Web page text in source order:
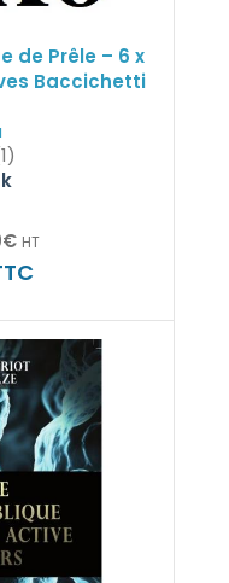
de Prêle – 6 x
Baccichetti
€ HT